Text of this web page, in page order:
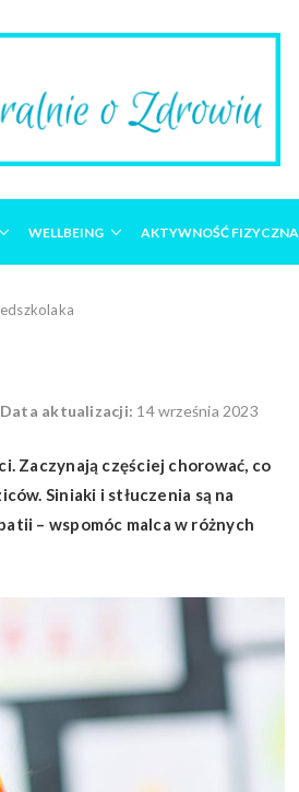
WELLBEING AKTYWNOŚĆ FIZYCZNA
Data aktualizacji: 14 września 2023
Zaczynają częściej chorować, co
Siniaki i stłuczenia są na
– wspomóc malca w różnych